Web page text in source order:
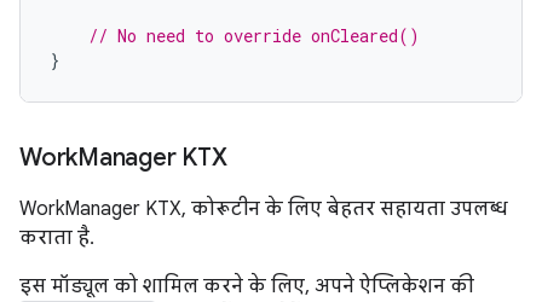
// No need to override onCleared()
}
WorkManager KTX
WorkManager KTX, कोरूटीन के लिए बेहतर सहायता उपलब्ध
कराता है.
इस मॉड्यूल को शामिल करने के लिए, अपने ऐप्लिकेशन की